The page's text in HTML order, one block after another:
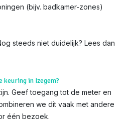
(bijv. badkamer-zones)
steeds niet duidelijk? Lees dan
keuring in Izegem?
Geef toegang tot de meter en
we dit vaak met andere
één bezoek.